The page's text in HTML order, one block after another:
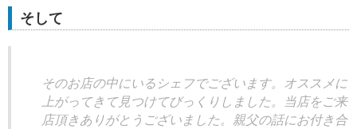
そして
そのお店の中にいるシェフでございます。オススメに
上がってきて見つけてびっくりしました。当店をご来
店頂きありがとうございました。親父の話にお付き合